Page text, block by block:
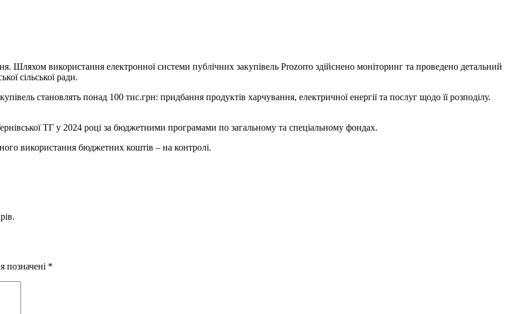
Шляхом використання електронної системи публічних закупівель Prozorro здійснено моніторинг та проведено детальний
сільської ради.
становлять понад 100 тис.грн: придбання продуктів харчування, електричної енергії та послуг щодо її розподілу.
ТГ у 2024 році за бюджетними програмами по загальному та спеціальному фондах.
використання бюджетних коштів – на контролі.
позначені *